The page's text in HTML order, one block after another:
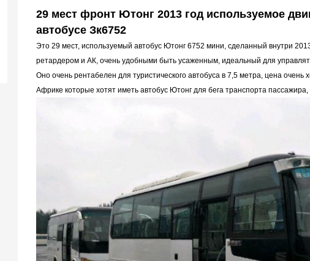
29 мест фронт Ютонг 2013 год используемое
автобусе Зк6752
Это 29 мест, используемый автобус Ютонг 6752 мини, сделанный внутри
ретардером и АК, очень удобными быть усаженным, идеальный для
Оно очень рентабелен для туристического автобуса в 7,5 метра, цена
Африке которые хотят иметь автобус Ютонг для бега транспорта